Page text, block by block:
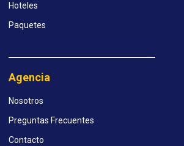
Hoteles
Paquetes
Agencia
Nosotros
Preguntas Frecuentes
Contacto